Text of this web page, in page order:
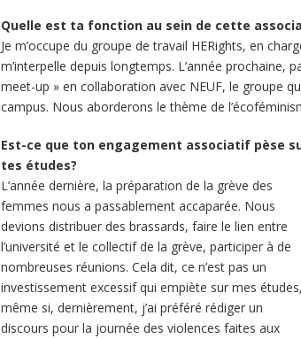
Quelle est ta fonction au sein de cette
Je m’occupe du groupe de travail HERights, en
m’interpelle depuis longtemps. L’année prochaine,
meet-up » en collaboration avec NEUF, le groupe
campus. Nous aborderons le thème de
Est-ce que ton engagement associatif pèse
tes études?
L’année dernière, la préparation de la grève des
femmes nous a passablement accaparée. Nous
devions distribuer des brassards, faire le lien entre
l’université et le collectif de la grève, participer à de
nombreuses réunions. Cela dit, ce n’est pas un
investissement excessif qui empiète sur mes études,
même si, dernièrement, j’ai préféré rédiger un
discours pour la journée des violences faites aux